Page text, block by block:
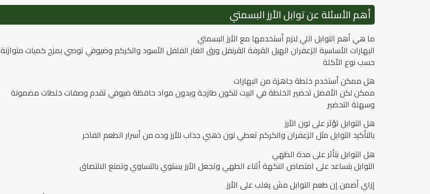
أهم الأسئلة عن توابل الأرز البسمتي
ما هي أهم التوابل اللي لازم أستخدمها مع الأرز البسمتي
البهارات الأساسية الزعفران الهيل القرفة القرنفل ورق الغار الفلفل الأسود والكركم وضيوفي توصي بمزج كميات متوازنة
حسب نوع الأكلة
هل ممكن أستخدم خلطة جاهزة من البهارات
ممكن لكن الأفضل تحضير الخلطة في البيت لتكون طازجة وبدون مواد حافظة ضيوفي تقدم وصفات خلطات مضمونة
وسهلة التحضير
هل التوابل تؤثر على لون الأرز
بالتأكيد التوابل مثل الزعفران والكركم تعطي لون ذهبي جذاب للأرز وده من أسرار الطعم الفاخر
هل التوابل بتأثر على مدة الطهي
التوابل بتساعد على امتصاص النكهة أثناء الطهي وتجعل الأرز يستوي بالتساوي وتمنع الالتصاق
إزاي أضمن إن طعم التوابل مش يغلب على الأرز